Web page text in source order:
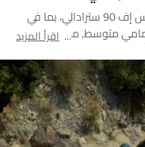
استكشف جميع 8 الصور الخارجية لـ فيراري إس إف 90 سترادالي، بما في
متوسط, منظر خلفي
مصباح خلفي, عجلة,
اقرأ المزيد